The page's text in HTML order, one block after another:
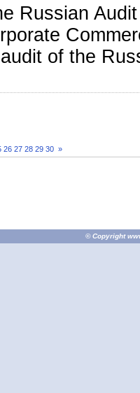
Russian
of the
26 27 28 29 30 »
© Copyright